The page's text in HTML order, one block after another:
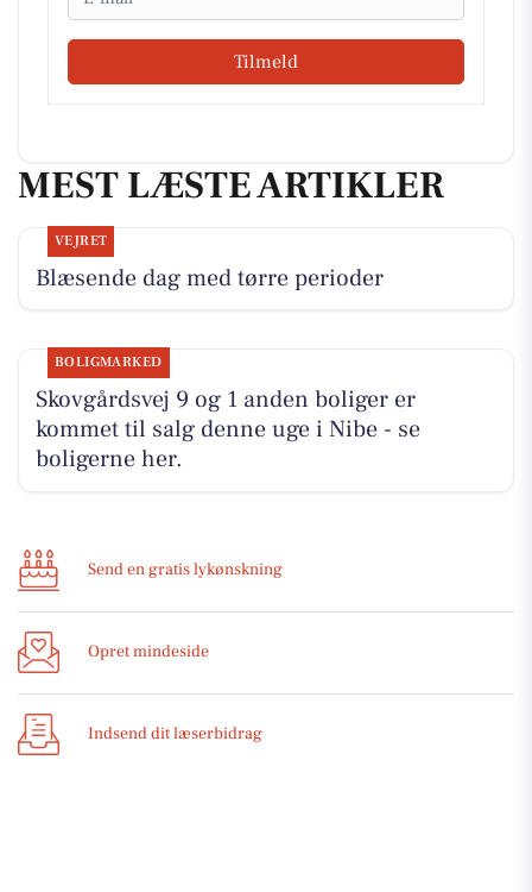
Tilmeld
MEST LÆSTE ARTIKLER
VEJRET
Blæsende dag med tørre perioder
BOLIGMARKED
Skovgårdsvej 9 og 1 anden boliger er
kommet til salg denne uge i Nibe - se
boligerne her.
Send en gratis lykønskning
Opret mindeside
Indsend dit læserbidrag